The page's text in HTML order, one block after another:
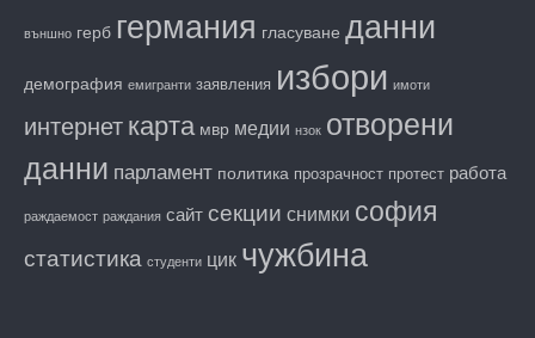
външно герб германия гласуване данни
демография емигранти заявления избори имоти
интернет карта мвр медии нзок отворени
данни парламент политика прозрачност протест работа
раждаемост раждания сайт секции снимки софия
статистика студенти цик чужбина